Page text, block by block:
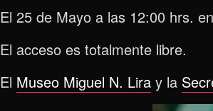
El 25 de Mayo a las 12:00 hrs.
El acceso es totalmente libre.
El Museo Miguel N. Lira y la